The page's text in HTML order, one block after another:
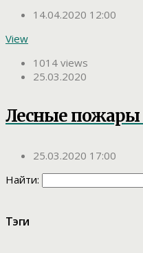
14.04.2020 12:00
View
1014 views
25.03.2020
Лесные
25.03.2020 17:00
Найти:
Тэги